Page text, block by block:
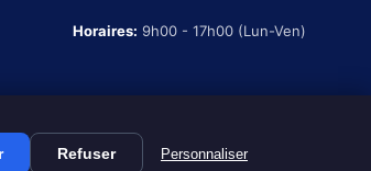
Horaires: 9h00 - 17h00 (Lun-Ven)
légalesCGV Politique de confidentialité
Refuser Personnaliser